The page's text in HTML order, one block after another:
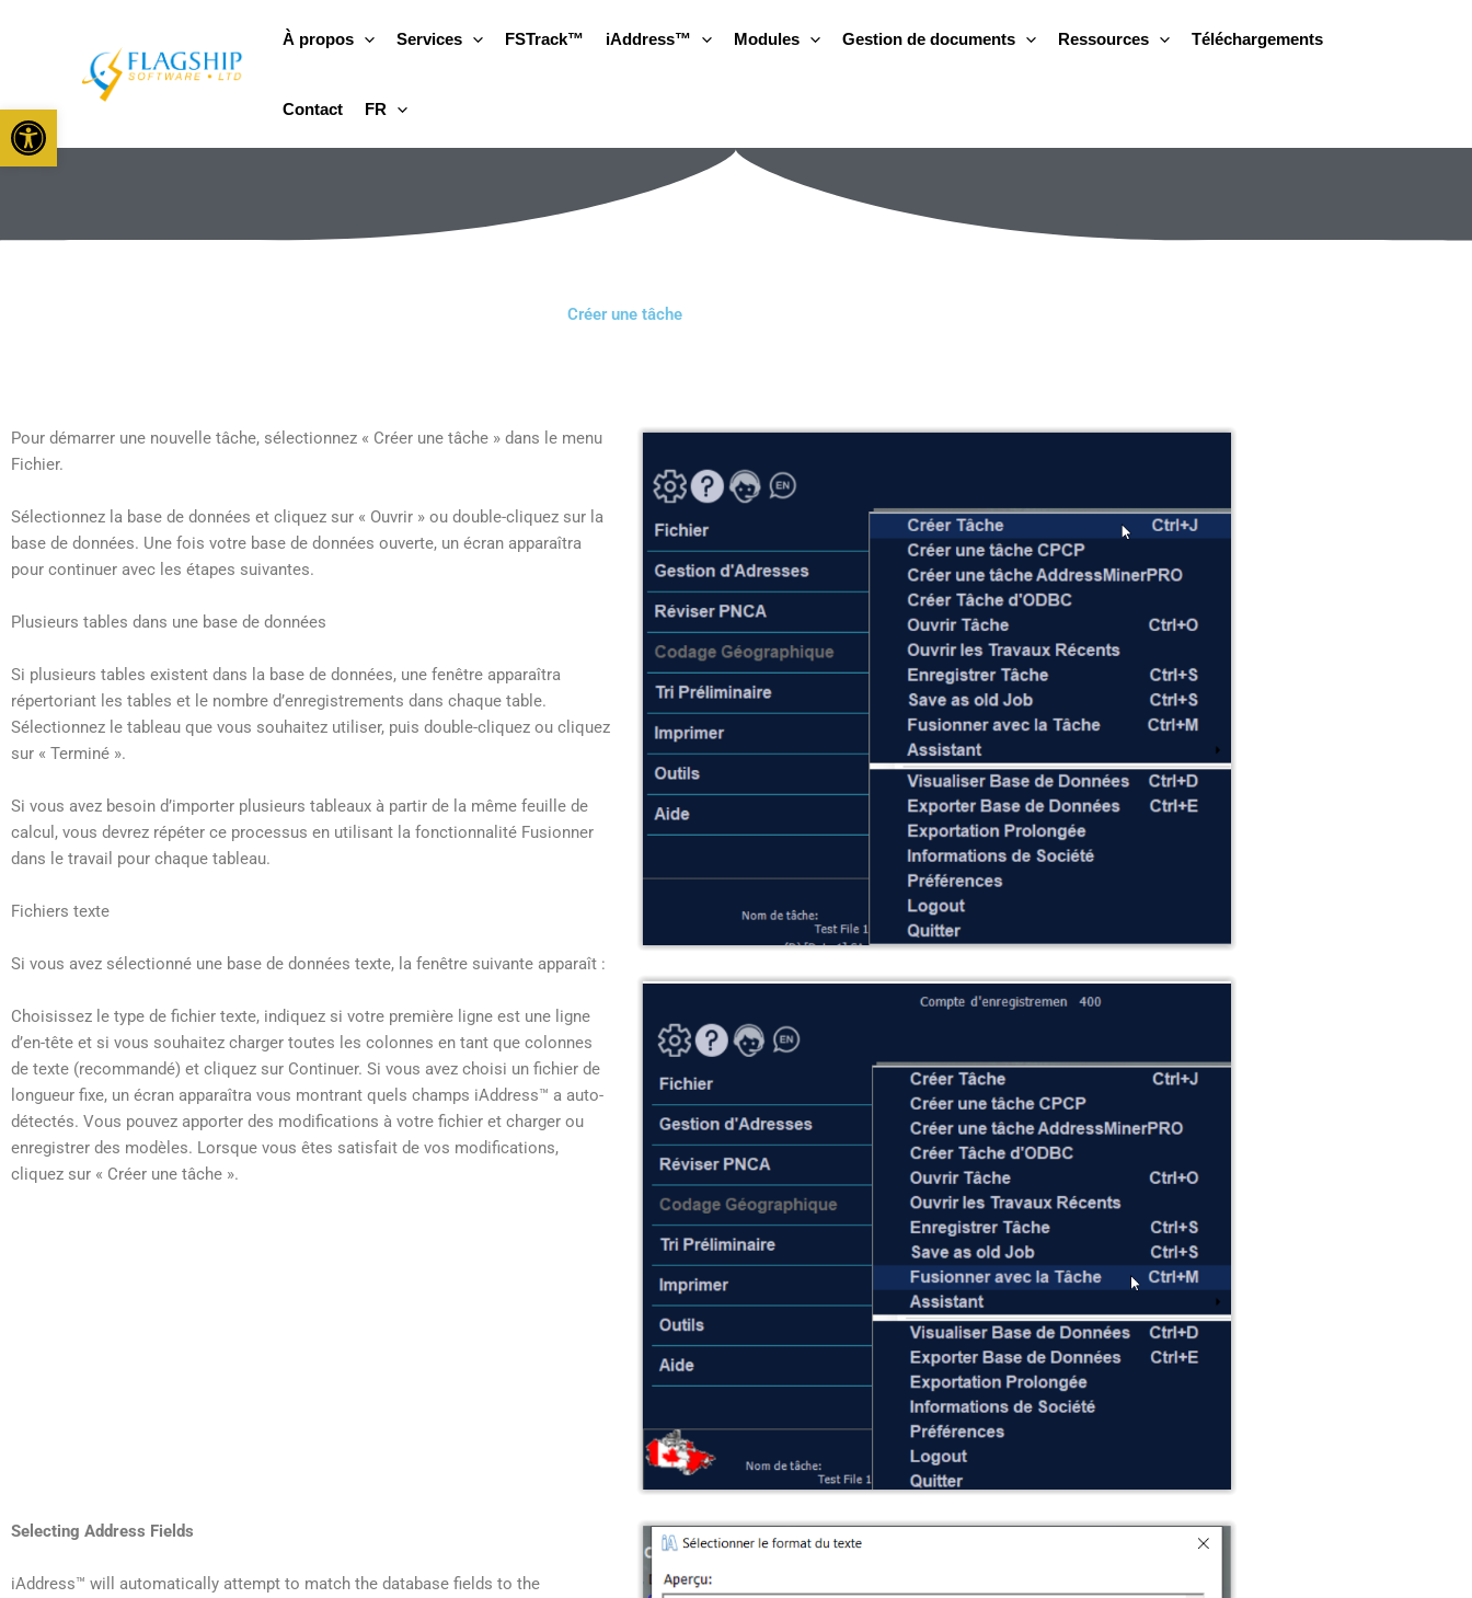
Open toolbar
À propos Services FSTrack™ iAddress™ Modules Gestion de documents Ressources Téléchargements
Contact FR
Créer une tâche
Pour démarrer une nouvelle tâche, sélectionnez « Créer une tâche » dans le menu
Fichier.
Sélectionnez la base de données et cliquez sur « Ouvrir » ou double-cliquez sur la
base de données. Une fois votre base de données ouverte, un écran apparaîtra
pour continuer avec les étapes suivantes.
Plusieurs tables dans une base de données
Si plusieurs tables existent dans la base de données, une fenêtre apparaîtra
répertoriant les tables et le nombre d’enregistrements dans chaque table.
Sélectionnez le tableau que vous souhaitez utiliser, puis double-cliquez ou cliquez
sur « Terminé ».
Si vous avez besoin d’importer plusieurs tableaux à partir de la même feuille de
calcul, vous devrez répéter ce processus en utilisant la fonctionnalité Fusionner
dans le travail pour chaque tableau.
Fichiers texte
Si vous avez sélectionné une base de données texte, la fenêtre suivante apparaît :
Choisissez le type de fichier texte, indiquez si votre première ligne est une ligne
d’en-tête et si vous souhaitez charger toutes les colonnes en tant que colonnes
de texte (recommandé) et cliquez sur Continuer. Si vous avez choisi un fichier de
longueur fixe, un écran apparaîtra vous montrant quels champs iAddress™ a auto-
détectés. Vous pouvez apporter des modifications à votre fichier et charger ou
enregistrer des modèles. Lorsque vous êtes satisfait de vos modifications,
cliquez sur « Créer une tâche ».
Selecting Address Fields
iAddress™ will automatically attempt to match the database fields to the